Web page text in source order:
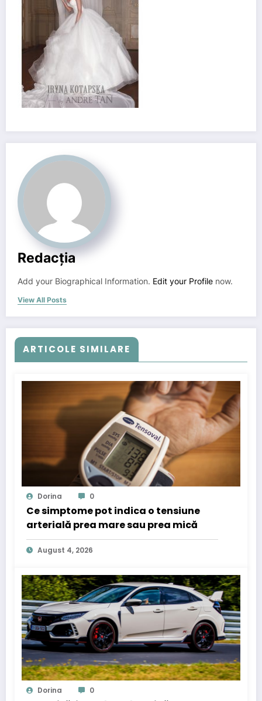
Redacția
Add your Biographical Information. Edit your Profile now.
View All Posts
ARTICOLE SIMILARE
Dorina 0
Ce simptome pot indica o tensiune
arterială prea mare sau prea mică
August 4, 2026
Dorina 0